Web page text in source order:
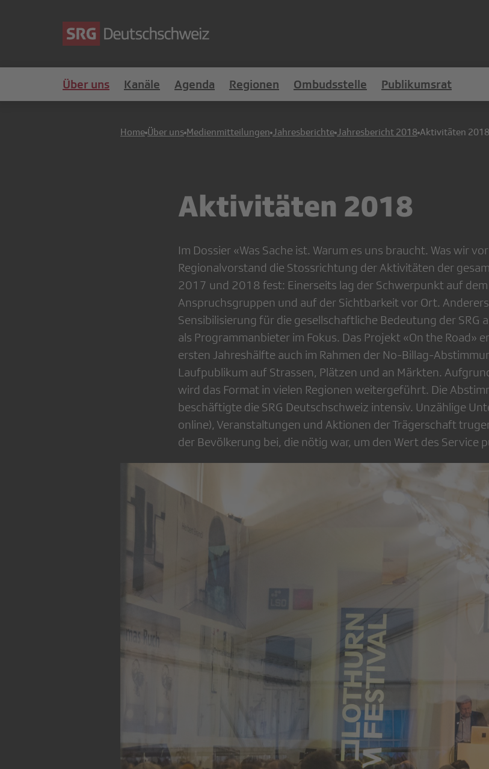
Über uns Kanäle Agenda Regionen Ombudsstelle Publikumsrat
Home Über uns Medienmitteilungen Jahresberichte Jahresbericht 2018 Aktivitäten 2018
Aktivitäten 2018
Im Dossier «Was Sache ist. Warum es uns braucht. Was wir
Regionalvorstand die Stossrichtung der Aktivitäten der
2017 und 2018 fest: Einerseits lag der Schwerpunkt auf
Anspruchsgruppen und auf der Sichtbarkeit vor Ort.
Sensibilisierung für die gesellschaftliche Bedeutung der SRG
als Programmanbieter im Fokus. Das Projekt «On the Road»
ersten Jahreshälfte auch im Rahmen der No-Billag-
Laufpublikum auf Strassen, Plätzen und an Märkten.
wird das Format in vielen Regionen weitergeführt. Die
beschäftigte die SRG Deutschschweiz intensiv. Unzählige
online), Veranstaltungen und Aktionen der Trägerschaft
der Bevölkerung bei, die nötig war, um den Wert des Service